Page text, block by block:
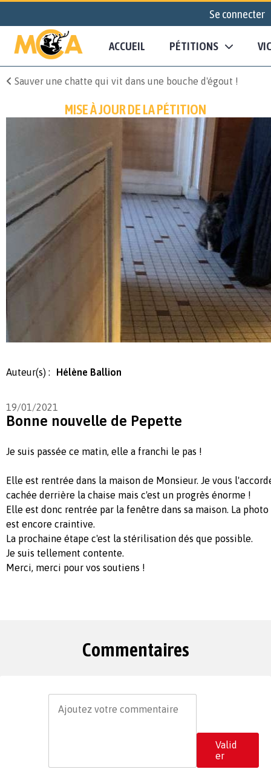
Se connecter
ACCUEIL PÉTITIONS
Sauver une chatte qui vit dans une bouche d'égout !
MISE À JOUR DE LA PÉTITION
Auteur(s) : Hélène Ballion
19/01/2021
Bonne nouvelle de Pepette
Je suis passée ce matin, elle a franchi le pas !
Elle est rentrée dans la maison de Monsieur. Je vous
cachée derrière la chaise mais c'est un progrès énorme !
Elle est donc rentrée par la fenêtre dans sa maison. La
est encore craintive.
La prochaine étape c'est la stérilisation dés que possible.
Je suis tellement contente.
Merci, merci pour vos soutiens !
Commentaires
Valid
er